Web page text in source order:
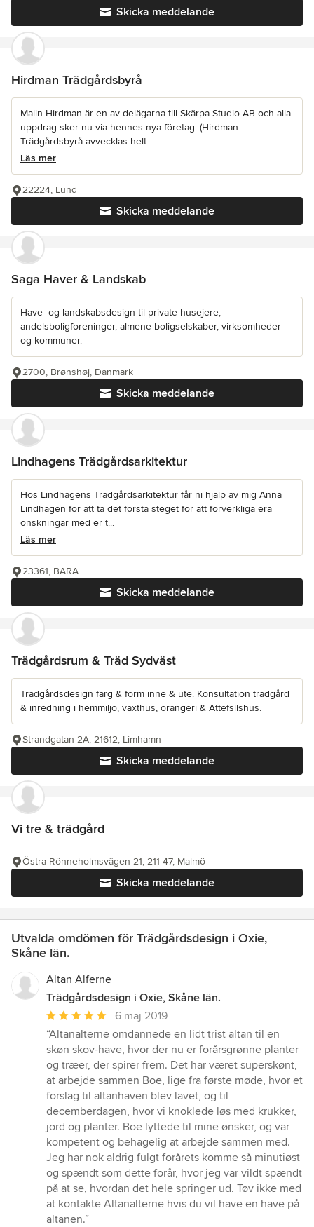
Skicka meddelande
Hirdman Trädgårdsbyrå
Malin Hirdman är en av delägarna till Skärpa Studio AB och alla
uppdrag sker nu via hennes nya företag. (Hirdman
Trädgårdsbyrå avvecklas helt...
Läs mer
Skicka meddelande
22224, Lund
Saga Haver & Landskab
Have- og landskabsdesign til private husejere,
andelsboligforeninger, almene boligselskaber, virksomheder
og kommuner.
Skicka meddelande
2700, Brønshøj, Danmark
Lindhagens Trädgårdsarkitektur
Hos Lindhagens Trädgårdsarkitektur får ni hjälp av mig Anna
Lindhagen för att ta det första steget för att förverkliga era
önskningar med er t...
Läs mer
Skicka meddelande
23361, BARA
Trädgårdsrum & Träd Sydväst
Trädgårdsdesign färg & form inne & ute. Konsultation trädgård
& inredning i hemmiljö, växthus, orangeri & Attefsllshus.
Skicka meddelande
Strandgatan 2A, 21612, Limhamn
Vi tre & trädgård
Skicka meddelande
Östra Rönneholmsvägen 21, 211 47, Malmö
Utvalda omdömen för Trädgårdsdesign i Oxie,
Skåne län.
Altan Alferne
Trädgårdsdesign i Oxie, Skåne län.
Genomsnittligt
omdöme:
5
av
5
stjärnor
6 maj 2019
“Altanalterne omdannede en lidt trist altan til en
skøn skov-have, hvor der nu er forårsgrønne planter
og træer, der spirer frem. Det har været superskønt,
at arbejde sammen Boe, lige fra første møde, hvor et
forslag til altanhaven blev lavet, og til
decemberdagen, hvor vi knoklede løs med krukker,
jord og planter. Boe lyttede til mine ønsker, og var
kompetent og behagelig at arbejde sammen med.
Jeg har nok aldrig fulgt forårets komme så minutiøst
og spændt som dette forår, hvor jeg var vildt spændt
på at se, hvordan det hele springer ud. Tøv ikke med
at kontakte Altanalterne hvis du vil have en have på
altanen.”